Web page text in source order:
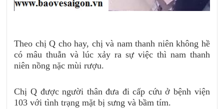
Theo chị Q cho hay, chị và nam thanh niên không hề
có mâu thuẫn và lúc xảy ra sự việc thì nam thanh
niên nồng nặc mùi rượu.
Chị Q được người thân đưa đi cấp cứu ở bệnh viện
103 với tình trạng mặt bị sưng và bầm tím.